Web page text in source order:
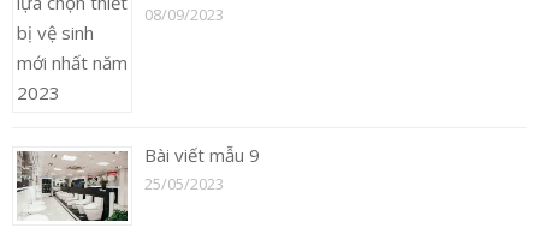
08/09/2023
Bài viết mẫu 9
25/05/2023